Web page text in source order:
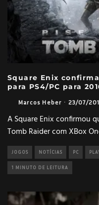
Square Enix
para PS4/PC para
Marcos Heber · 23/07/
A Square Enix confirmou
Tomb Raider com XBox
JOGOS NOTÍCIAS PC
1 MINUTO DE LEITURA